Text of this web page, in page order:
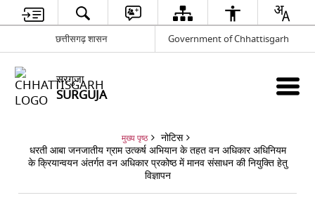
छत्तीसगढ़ शासन Government of Chhattisgarh
सरगुजा
SURGUJA
मुख्य पृष्ठ
नोटिस
धरती आबा जनजातीय ग्राम उत्कर्ष अभियान के तहत वन अधिकार अधिनियम
के क्रियान्वयन अंतर्गत वन अधिकार प्रकोष्ठ में मानव संसाधन की नियुक्ति हेतु
विज्ञापन